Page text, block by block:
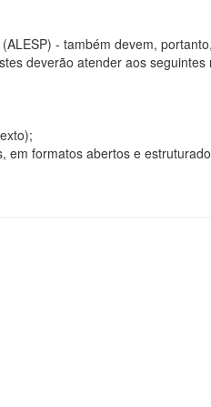
- também devem,
deverão atender aos seguintes
em formatos abertos e